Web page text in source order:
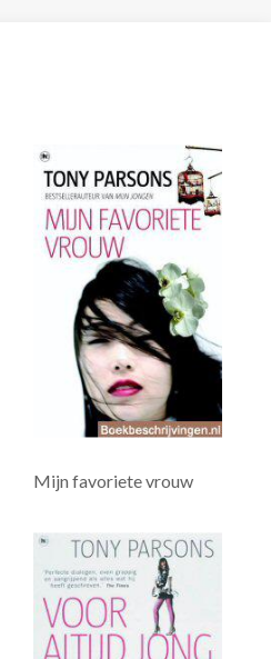
Mijn favoriete vrouw